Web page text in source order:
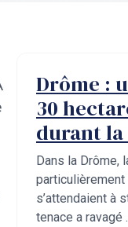
Drôme :
30
durant
Dans la Drôme,
s’attendaient à
tenace a ravagé